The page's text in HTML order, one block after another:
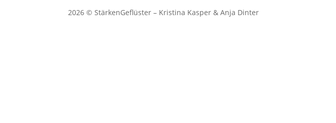
2026 © StärkenGeflüster – Kristina Kasper & Anja Dinter